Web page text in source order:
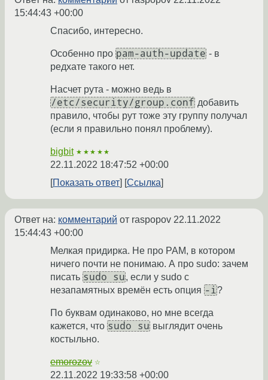
15:44:43 +00:00
Спасибо, интересно.
Особенно про pam-auth-update - в
редхате такого нет.
Насчет рута - можно ведь в
/etc/security/group.conf добавить
правило, чтобы рут тоже эту группу получал
(если я правильно понял проблему).
bigbit ★★★★★
22.11.2022 18:47:52 +00:00
Показать ответ
Ссылка
Ответ на: комментарий от raspopov 22.11.2022
15:44:43 +00:00
Мелкая придирка. Не про PAM, в котором
ничего почти не понимаю. А про sudo: зачем
писать sudo su, если у sudo с
незапамятных времён есть опция -i?
По буквам одинаково, но мне всегда
кажется, что sudo su выглядит очень
костыльно.
emorozov ☆
22.11.2022 19:33:58 +00:00